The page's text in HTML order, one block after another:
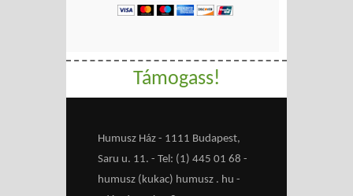
Támogass!
Humusz Ház - 1111 Budapest,
Saru u. 11. - Tel: (1) 445 01 68 -
humusz (kukac) humusz . hu -